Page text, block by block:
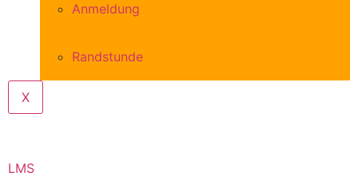
Anmeldung
Randstunde
X
LMS